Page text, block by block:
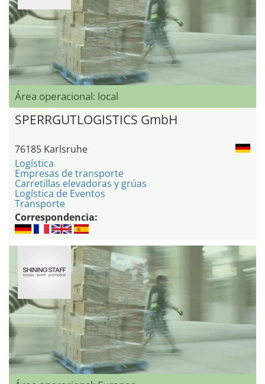
Área operacional: local
SPERRGUTLOGISTICS GmbH
76185 Karlsruhe
Logística
Empresas de transporte
Carretillas elevadoras y grúas
Logística de Eventos
Transporte
Correspondencia: